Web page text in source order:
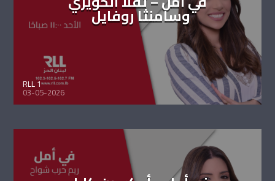
وسامنثا روفايل
RLL 1
03-05-2026